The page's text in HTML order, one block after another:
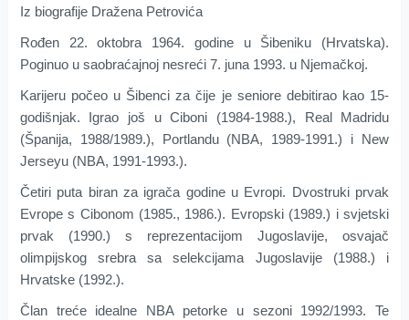
Iz biografije Dražena Petrovića
Rođen 22. oktobra 1964. godine u Šibeniku (Hrvatska).
Poginuo u saobraćajnoj nesreći 7. juna 1993. u Njemačkoj.
Karijeru počeo u Šibenci za čije je seniore debitirao kao 15-
godišnjak. Igrao još u Ciboni (1984-1988.), Real Madridu
(Španija, 1988/1989.), Portlandu (NBA, 1989-1991.) i New
Jerseyu (NBA, 1991-1993.).
Četiri puta biran za igrača godine u Evropi. Dvostruki prvak
Evrope s Cibonom (1985., 1986.). Evropski (1989.) i svjetski
prvak (1990.) s reprezentacijom Jugoslavije, osvajač
olimpijskog srebra sa selekcijama Jugoslavije (1988.) i
Hrvatske (1992.).
Član treće idealne NBA petorke u sezoni 1992/1993. Te